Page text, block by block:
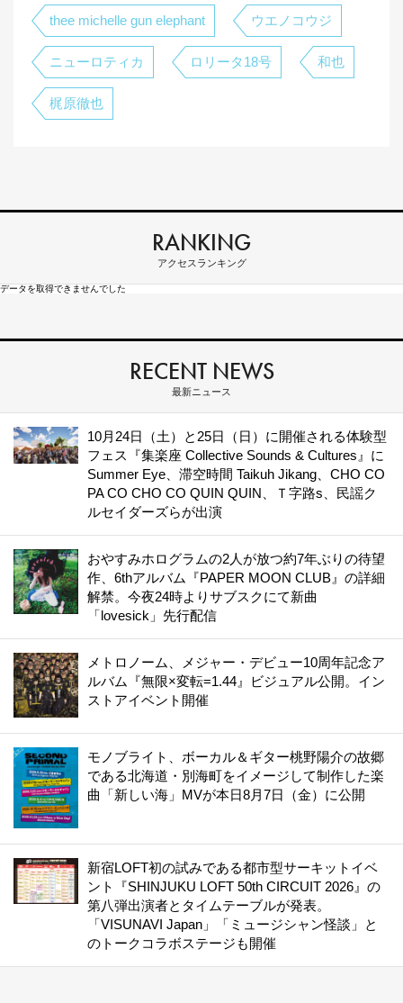
thee michelle gun elephant ウエノコウジ
ニューロティカ ロリータ18号 和也
梶原徹也
RANKING
アクセスランキング
データを取得できませんでした
RECENT NEWS
最新ニュース
10月24日（土）と25日（日）に開催される体験型
フェス『集楽座 Collective Sounds & Cultures』に
Summer Eye、滞空時間 Taikuh Jikang、CHO CO
PA CO CHO CO QUIN QUIN、Ｔ字路s、民謡ク
ルセイダーズらが出演
おやすみホログラムの2人が放つ約7年ぶりの待望
作、6thアルバム『PAPER MOON CLUB』の詳細
解禁。今夜24時よりサブスクにて新曲
「lovesick」先行配信
メトロノーム、メジャー・デビュー10周年記念ア
ルバム『無限×変転=1.44』ビジュアル公開。イン
ストアイベント開催
モノブライト、ボーカル＆ギター桃野陽介の故郷
である北海道・別海町をイメージして制作した楽
曲「新しい海」MVが本日8月7日（金）に公開
新宿LOFT初の試みである都市型サーキットイベ
ント『SHINJUKU LOFT 50th CIRCUIT 2026』の
第八弾出演者とタイムテーブルが発表。
「VISUNAVI Japan」「ミュージシャン怪談」と
のトークコラボステージも開催